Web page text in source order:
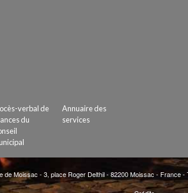
verbal de
du
Annuaire des
services
de Moissac - 3, place Roger Delthil - 82200 Moissac - France -